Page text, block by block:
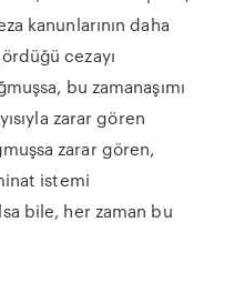
kanunlarının daha
cezayı
bu zamanaşımı
zarar gören
zarar gören,
istemi
bile, her zaman bu